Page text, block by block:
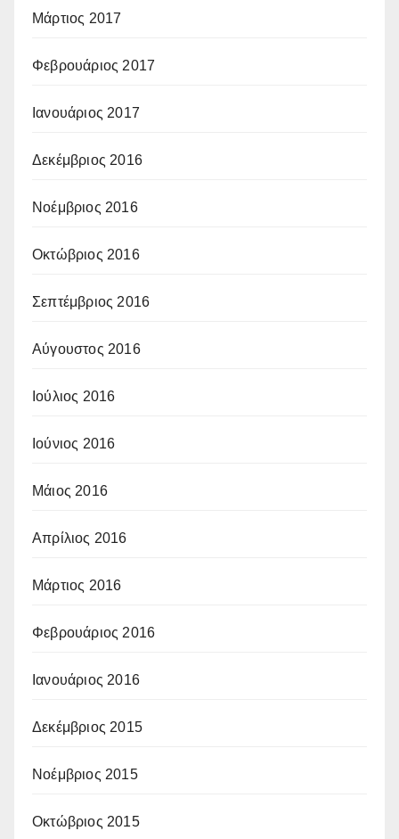
Μάρτιος 2017
Φεβρουάριος 2017
Ιανουάριος 2017
Δεκέμβριος 2016
Νοέμβριος 2016
Οκτώβριος 2016
Σεπτέμβριος 2016
Αύγουστος 2016
Ιούλιος 2016
Ιούνιος 2016
Μάιος 2016
Απρίλιος 2016
Μάρτιος 2016
Φεβρουάριος 2016
Ιανουάριος 2016
Δεκέμβριος 2015
Νοέμβριος 2015
Οκτώβριος 2015